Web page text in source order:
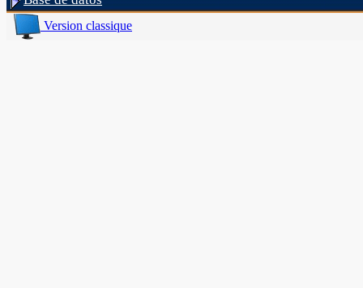
Version classique